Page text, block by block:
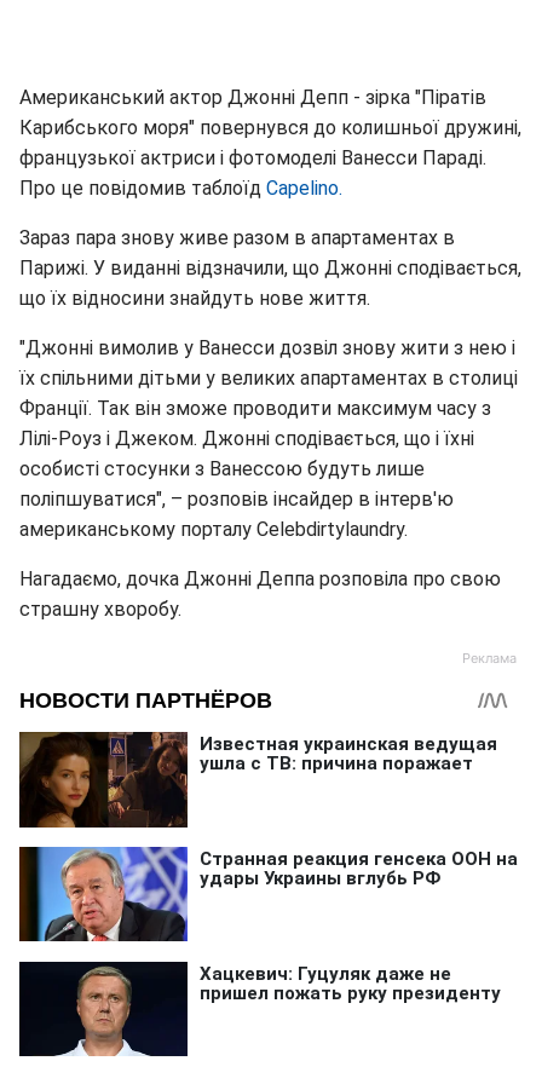
Американський актор Джонні Депп - зірка "Піратів
Карибського моря" повернувся до колишньої дружині,
французької актриси і фотомоделі Ванесси Параді.
Про це повідомив таблоїд Capelino.
Зараз пара знову живе разом в апартаментах в
Парижі. У виданні відзначили, що Джонні сподівається,
що їх відносини знайдуть нове життя.
"Джонні вимолив у Ванесси дозвіл знову жити з нею і
їх спільними дітьми у великих апартаментах в столиці
Франції. Так він зможе проводити максимум часу з
Лілі-Роуз і Джеком. Джонні сподівається, що і їхні
особисті стосунки з Ванессою будуть лише
поліпшуватися", – розповів інсайдер в інтерв'ю
американському порталу Celebdirtylaundry.
Нагадаємо, дочка Джонні Деппа розповіла про свою
страшну хворобу.